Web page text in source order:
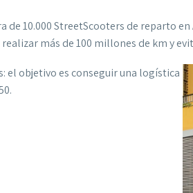
10.000 StreetScooters de reparto
más de 100 millones de km y
el objetivo es conseguir una logística